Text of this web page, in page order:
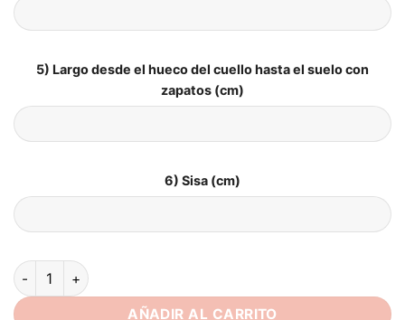
5) Largo desde el hueco del cuello hasta el suelo con
zapatos (cm)
6) Sisa (cm)
Vestido de Novia Talla Grande Belleza Serena cantidad
AÑADIR AL CARRITO